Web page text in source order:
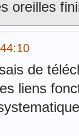
oreilles
de
liens